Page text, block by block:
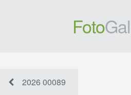
Foto
2026 00089